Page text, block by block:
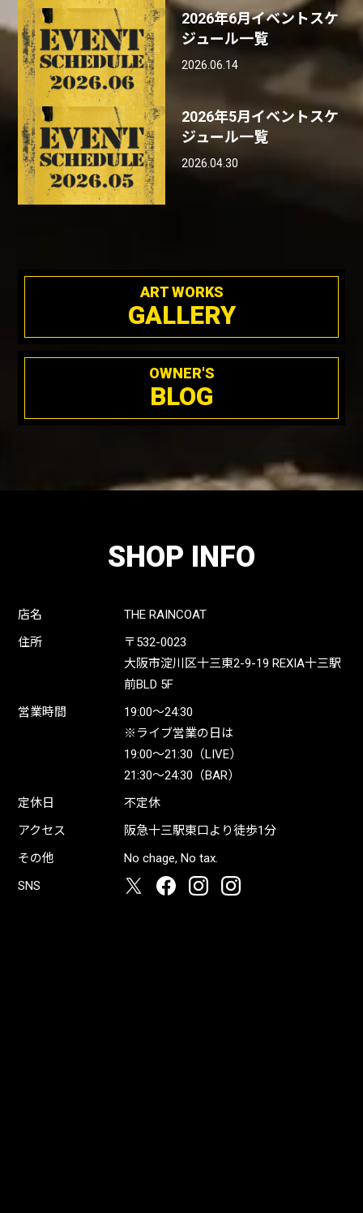
2026年6月イベントスケ
ジュール一覧
2026.06.14
2026年5月イベントスケ
ジュール一覧
2026.04.30
ART WORKS
GALLERY
OWNER'S
BLOG
SHOP INFO
店名
THE RAINCOAT
住所
〒532-0023
大阪市淀川区十三東2-9-19 REXIA十三駅
前BLD 5F
営業時間
19:00〜24:30
※ライブ営業の日は
19:00〜21:30（LIVE）
21:30〜24:30（BAR）
定休日
不定休
アクセス
阪急十三駅東口より徒歩1分
その他
No chage, No tax.
SNS